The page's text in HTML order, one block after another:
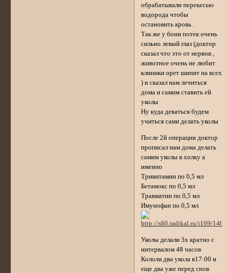
обрабатывали перекесью
водорода чтобы
остановить кровь .
Так же у бони потек очень
сильно левый глаз (доктор
сказал что это от нервов ,
животное очень не любит
клиники орет шипит на всех
) и сказал нам лечиться
дома и самим ставить ей
уколы
Ну куда деваться будем
учиться сами делать уколы
После 2й операции доктор
прописал нам дома делать
самим уколы в холку а
именно
Тривитамин по 0,5 мл
Бетамокс по 0,5 мл
Травматин по 0,5 мл
Имунофан по 0,5 мл
Уколы делали 3х кратно с
интервалом 48 часов
Кололи два укола в17:00 и
еще два уже перед снов